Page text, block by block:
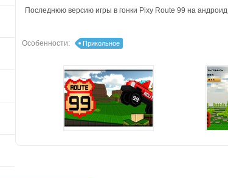
Последнюю версию игры в гонки Pixy Route 99 на андроид
Особенности: Прикольное